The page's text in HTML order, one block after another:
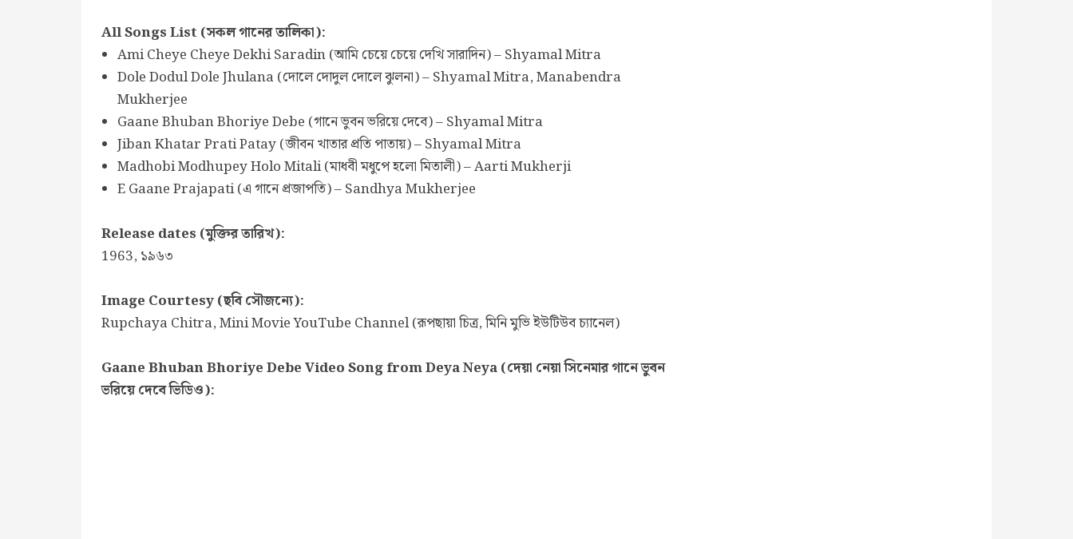
All Songs List (সকল গানের তালিকা):
Ami Cheye Cheye Dekhi Saradin (আমি চেয়ে চেয়ে দেখি সারাদিন) – Shyamal Mitra
Dole Dodul Dole Jhulana (দোলে দোদুল দোলে ঝুলনা) – Shyamal Mitra, Manabendra
Mukherjee
Gaane Bhuban Bhoriye Debe (গানে ভুবন ভরিয়ে দেবে) – Shyamal Mitra
Jiban Khatar Prati Patay (জীবন খাতার প্রতি পাতায়) – Shyamal Mitra
Madhobi Modhupey Holo Mitali (মাধবী মধুপে হলো মিতালী) – Aarti Mukherji
E Gaane Prajapati (এ গানে প্রজাপতি) – Sandhya Mukherjee
Release dates (মুক্তির তারিখ):
1963, ১৯৬৩
Image Courtesy (ছবি সৌজন্যে):
Rupchaya Chitra, Mini Movie YouTube Channel (রূপছায়া চিত্র, মিনি মুভি ইউটিউব চ্যানেল)
Gaane Bhuban Bhoriye Debe Video Song from Deya Neya (দেয়া নেয়া সিনেমার গানে ভুবন
ভরিয়ে দেবে ভিডিও):